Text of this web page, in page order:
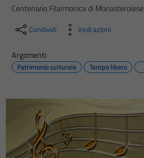
Centenario Filarmonica di Monasterolese
Condividi Vedi azioni
Argomenti
Patrimonio culturale Tempo libero